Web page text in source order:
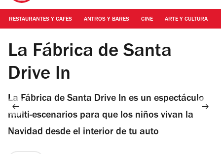
RESTAURANTES Y CAFES ANTROS Y BARES CINE ARTE Y CULTURA
Foto: Cortesía La Fábrica de Santa
La Fábrica de Santa
Drive In
La Fábrica de Santa Drive In es un espectáculo
multi-escenarios para que los niños vivan la
Navidad desde el interior de tu auto